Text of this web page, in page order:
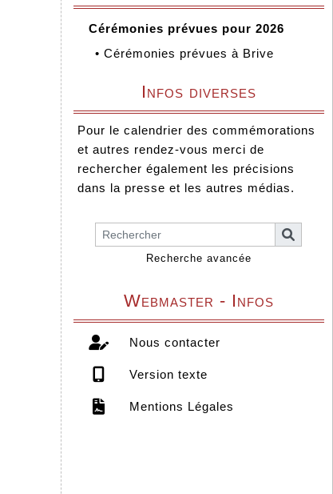
Cérémonies prévues pour 2026
• Cérémonies prévues à Brive
Infos diverses
Pour le calendrier des commémorations
et autres rendez-vous merci de
rechercher également les précisions
dans la presse et les autres médias.
Recherche avancée
Webmaster - Infos
Nous contacter
Version texte
Mentions Légales